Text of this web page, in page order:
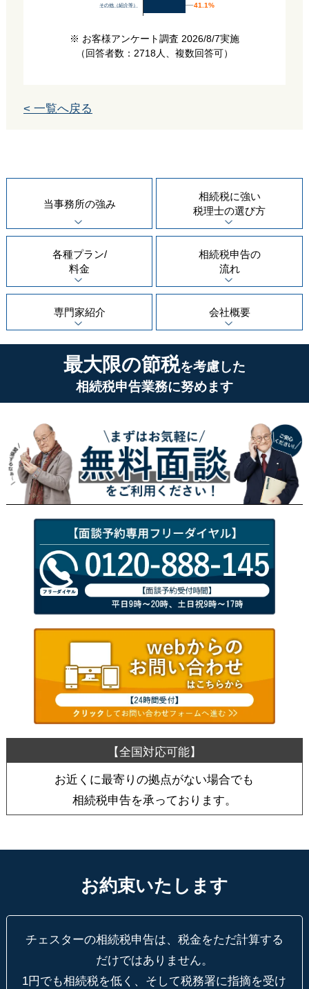
その他（紹介等） 41.1%
41.1%
※ お客様アンケート調査 2026/8/7実施
（回答者数：2718人、複数回答可）
< 一覧へ戻る
当事務所の強み
相続税に強い
税理士の選び方
各種プラン/
料金
相続税申告の
流れ
専門家紹介 会社概要
最大限の節税を考慮した
相続税申告業務に努めます
お近くに最寄りの拠点がない場合でも
相続税申告を承っております。
お約束いたします
チェスターの相続税申告は、税金をただ計算する
だけではありません。
1円でも相続税を低く、そして税務署に指摘を受け